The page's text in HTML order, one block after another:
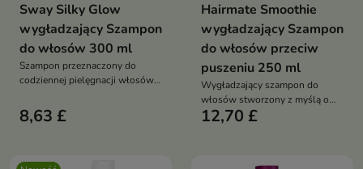
Sway Silky Glow
wygładzający Szampon
do włosów 300 ml
Szampon przeznaczony do
codziennej pielęgnacji włosów
pozbawionych gładkości.
8,63 £
Hairmate Smoothie
wygładzający Szampon
do włosów przeciw
puszeniu 250 ml
Wygładzający szampon do
włosów stworzony z myślą o
pasmach niesfornych, suchych i
12,70 £